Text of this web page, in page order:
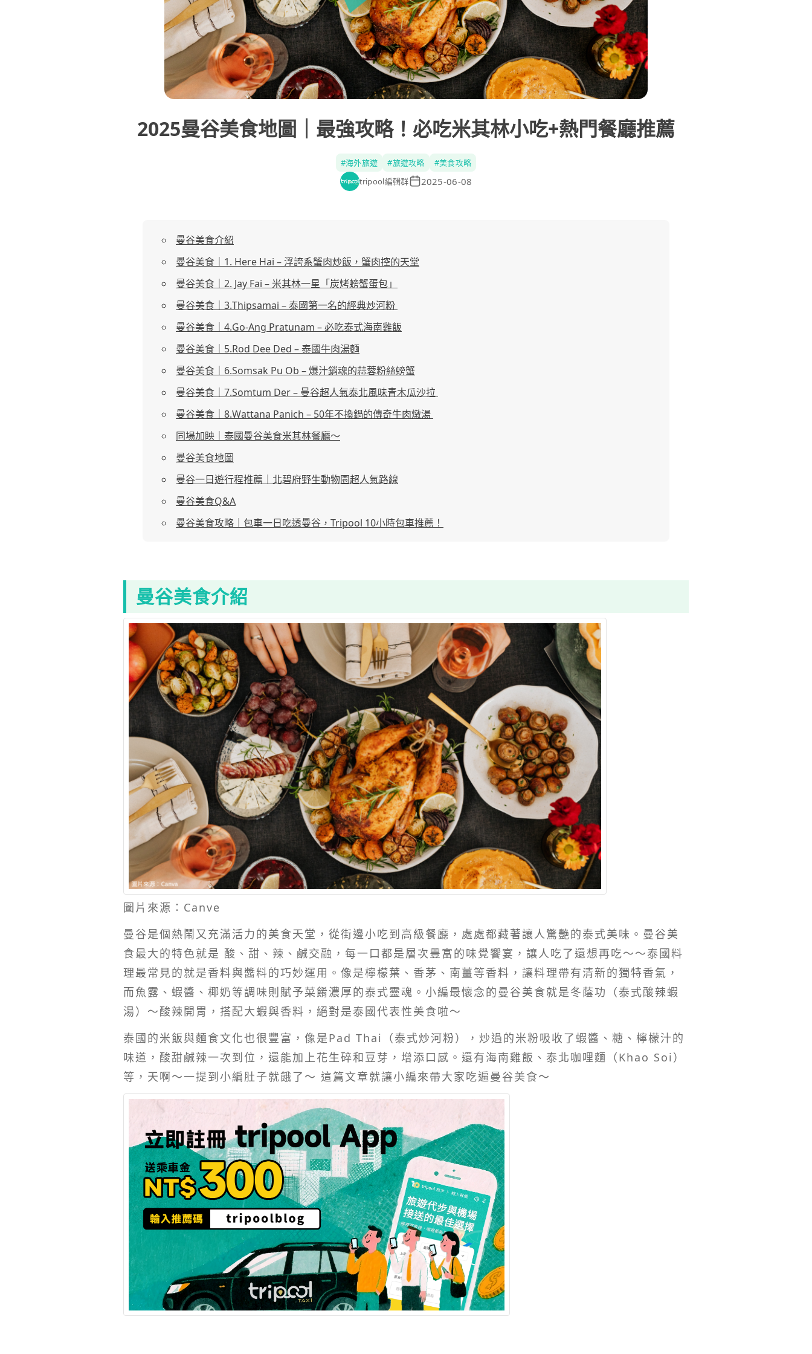
2025曼谷美食地圖｜最強攻略！必吃米其林小吃+熱門餐廳推薦
#海外旅遊 #旅遊攻略 #美食攻略
tripool編輯群
2025-06-08
曼谷美食介紹
曼谷美食｜1. Here Hai – 浮誇系蟹肉炒飯，蟹肉控的天堂
曼谷美食｜2. Jay Fai – 米其林一星「炭烤螃蟹蛋包」
曼谷美食｜3.Thipsamai – 泰國第一名的經典炒河粉
曼谷美食｜4.Go-Ang Pratunam – 必吃泰式海南雞飯
曼谷美食｜5.Rod Dee Ded – 泰國牛肉湯麵
曼谷美食｜6.Somsak Pu Ob – 爆汁銷魂的蒜蓉粉絲螃蟹
曼谷美食｜7.Somtum Der – 曼谷超人氣泰北風味青木瓜沙拉
曼谷美食｜8.Wattana Panich – 50年不換鍋的傳奇牛肉燉湯
同場加眏｜泰國曼谷美食米其林餐廳～
曼谷美食地圖
曼谷一日遊行程推薦｜北碧府野生動物園超人氣路線
曼谷美食Q&A
曼谷美食攻略｜包車一日吃透曼谷，Tripool 10小時包車推薦！
曼谷美食介紹
圖片來源：Canve
曼谷是個熱鬧又充滿活力的美食天堂，從街邊小吃到高級餐廳，處處都藏著讓人驚艷的泰式美味。曼谷美
食最大的特色就是 酸、甜、辣、鹹交融，每一口都是層次豐富的味覺饗宴，讓人吃了還想再吃～～泰國料
理最常見的就是香料與醬料的巧妙運用。像是檸檬葉、香茅、南薑等香料，讓料理帶有清新的獨特香氣，
而魚露、蝦醬、椰奶等調味則賦予菜餚濃厚的泰式靈魂。小編最懷念的曼谷美食就是冬蔭功（泰式酸辣蝦
湯）～酸辣開胃，搭配大蝦與香料，絕對是泰國代表性美食啦～
泰國的米飯與麵食文化也很豐富，像是Pad Thai（泰式炒河粉），炒過的米粉吸收了蝦醬、糖、檸檬汁的
味道，酸甜鹹辣一次到位，還能加上花生碎和豆芽，增添口感。還有海南雞飯、泰北咖哩麵（Khao Soi）
等，天啊～一提到小編肚子就餓了～ 這篇文章就讓小編來帶大家吃遍曼谷美食～